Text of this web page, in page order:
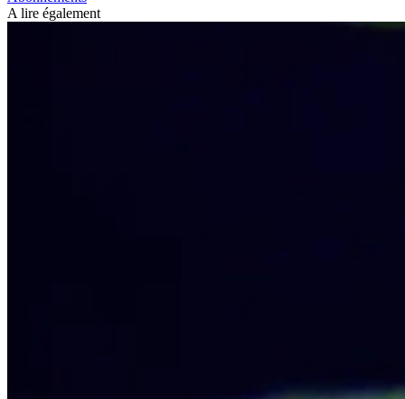
A lire également